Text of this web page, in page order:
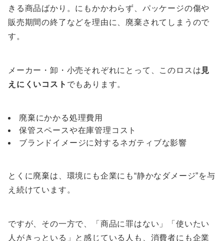
きる商品ばかり。にもかかわらず、パッケージの傷や
販売期間の終了などを理由に、廃棄されてしまうので
す。
メーカー・卸・小売それぞれにとって、このロスは 見
えにくいコスト でもあります。
廃棄にかかる処理費用
保管スペースや在庫管理コスト
ブランドイメージに対するネガティブな影響
とくに廃棄は、環境にも企業にも“静かなダメージ”を与
え続けています。
ですが、その一方で、「商品に罪はない」「使いたい
人がきっといる」と感じている人も、消費者にも企業